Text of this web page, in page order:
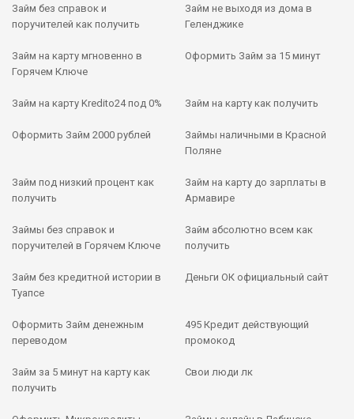
Займ без справок и
поручителей как получить
Займ не выходя из дома в
Геленджике
Займ на карту мгновенно в
Горячем Ключе
Оформить Займ за 15 минут
Займ на карту Kredito24 под 0% Займ на карту как получить
Оформить Займ 2000 рублей
Займы наличными в Красной
Поляне
Займ под низкий процент как
получить
Займ на карту до зарплаты в
Армавире
Займы без справок и
поручителей в Горячем Ключе
Займ абсолютно всем как
получить
Займ без кредитной истории в
Туапсе
Деньги ОК официальный сайт
Оформить Займ денежным
переводом
495 Кредит действующий
промокод
Займ за 5 минут на карту как
получить
Свои люди лк